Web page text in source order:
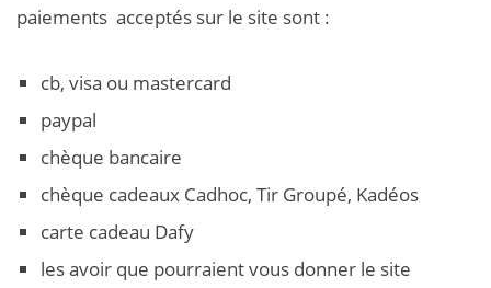
paiements acceptés sur le site sont :
cb, visa ou mastercard
paypal
chèque bancaire
chèque cadeaux Cadhoc, Tir Groupé, Kadéos
carte cadeau Dafy
les avoir que pourraient vous donner le site